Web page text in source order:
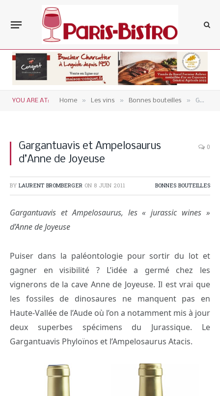
YOU ARE AT: Home » Les vins » Bonnes bouteilles » Gargantuavis et Ampelosaurus d’Anne de Joyeuse
Gargantuavis et Ampelosaurus
d’Anne de Joyeuse
0
BY LAURENT BROMBERGER ON 8 JUIN 2011 BONNES BOUTEILLES
Gargantuavis et Ampelosaurus, les « jurassic wines »
d’Anne de Joyeuse
Puiser dans la paléontologie pour sortir du lot et
gagner en visibilité ? L’idée a germé chez les
vignerons de la cave Anne de Joyeuse. Il est vrai que
les fossiles de dinosaures ne manquent pas en
Haute-Vallée de l’Aude où l’on a notamment mis à jour
deux superbes spécimens du Jurassique. Le
Gargantuavis Phyloïnos et l’Ampelosaurus Atacis.